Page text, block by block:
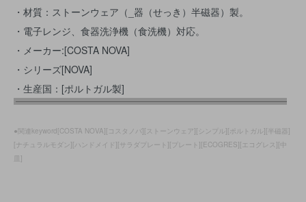
・材質：ストーンウェア（_器（せっき）半磁器）製。
・電子レンジ、食器洗浄機（食洗機）対応。
・メーカー:[COSTA NOVA]
・シリーズ[NOVA]
・生産国：[ポルトガル製]
●関連keyword[COSTA NOVA][コスタノバ][ストーンウェア][シンプル][ポルトガル][半磁器]
[ナチュラルモダン][ハンドメイド][サラダプレート][プレート][ECOGRES][エコグレス][中
皿]